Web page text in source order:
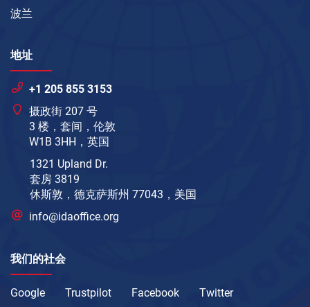
波兰
地址
+1 205 855 3153
摄政街 207 号
3 楼，套间，伦敦
W1B 3HH，英国
1321 Upland Dr.
套房 3819
休斯敦，德克萨斯州 77043，美国
info@idaoffice.org
我们的社会
Google Trustpilot Facebook
Twitter